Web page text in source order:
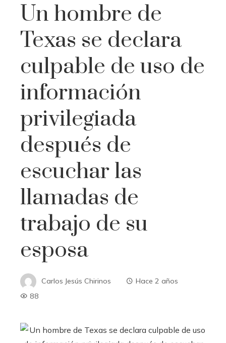
Un hombre de
Texas se declara
culpable de uso de
información
privilegiada
después de
escuchar las
llamadas de
trabajo de su
esposa
Carlos Jesús Chirinos
Hace 2 años
88